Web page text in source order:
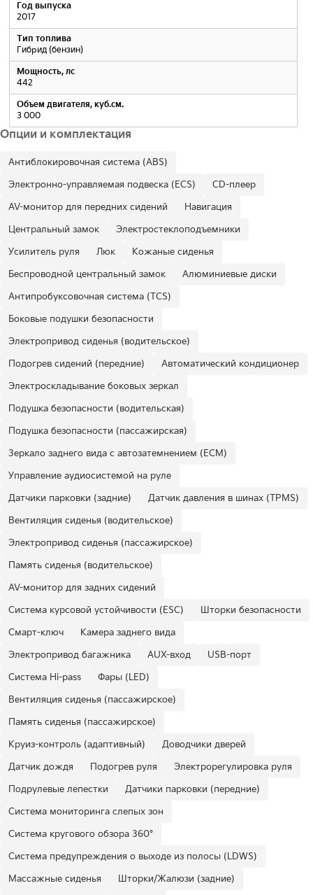
Год выпуска
2017
Тип топлива
Гибрид (бензин)
Мощность, лс
442
Объем двигателя, куб.см.
3 000
Опции и комплектация
Антиблокировочная система (ABS)
Электронно-управляемая подвеска (ECS)
CD-плеер
AV-монитор для передних сидений
Навигация
Центральный замок
Электростеклоподъемники
Усилитель руля
Люк
Кожаные сиденья
Беспроводной центральный замок
Алюминиевые диски
Антипробуксовочная система (TCS)
Боковые подушки безопасности
Электропривод сиденья (водительское)
Подогрев сидений (передние)
Автоматический кондиционер
Электроскладывание боковых зеркал
Подушка безопасности (водительская)
Подушка безопасности (пассажирская)
Зеркало заднего вида с автозатемнением (ECM)
Управление аудиосистемой на руле
Датчики парковки (задние)
Датчик давления в шинах (TPMS)
Вентиляция сиденья (водительское)
Электропривод сиденья (пассажирское)
Память сиденья (водительское)
AV-монитор для задних сидений
Система курсовой устойчивости (ESC)
Шторки безопасности
Смарт-ключ
Камера заднего вида
Электропривод багажника
AUX-вход
USB-порт
Система Hi-pass
Фары (LED)
Вентиляция сиденья (пассажирское)
Память сиденья (пассажирское)
Круиз-контроль (адаптивный)
Доводчики дверей
Датчик дождя
Подогрев руля
Электрорегулировка руля
Подрулевые лепестки
Датчики парковки (передние)
Система мониторинга слепых зон
Система кругового обзора 360°
Система предупреждения о выходе из полосы (LDWS)
Массажные сиденья
Шторки/Жалюзи (задние)